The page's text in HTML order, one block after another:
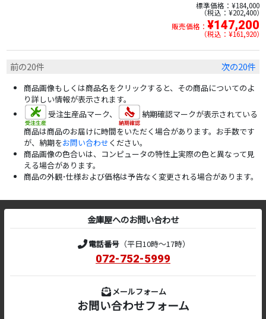
標準価格：¥184,000
税込：¥202,400
販売価格： ¥147,200
税込：¥161,920
前の20件 次の20件
商品画像もしくは商品名をクリックすると、その商品についてのよ
り詳しい情報が表示されます。
受注生産品マーク、
納期確認マークが表示されている
商品は商品のお届けに時間をいただく場合があります。お手数です
が、納期をお問い合わせください。
商品画像の色合いは、コンピュータの特性上実際の色と異なって見
える場合があります。
商品の外観･仕様および価格は予告なく変更される場合があります。
金庫屋へのお問い合わせ
電話番号（平日10時～17時）
072-752-5999
メールフォーム
お問い合わせフォーム